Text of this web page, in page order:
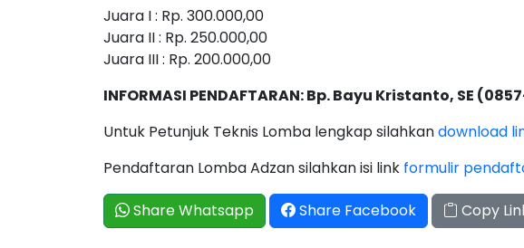
Juara I : Rp. 300.000,00
Juara II : Rp. 250.000,00
Juara III : Rp. 200.000,00
INFORMASI PENDAFTARAN: Bp. Bayu Kristanto, SE
Untuk Petunjuk Teknis Lomba lengkap silahkandownload
Pendaftaran Lomba Adzan silahkan isi link formulir
Share Whatsapp Share Facebook Copy